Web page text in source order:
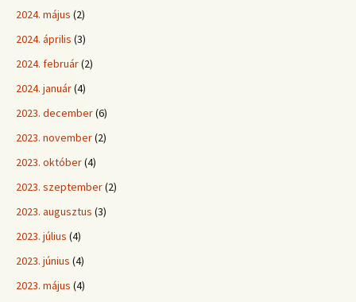
2024. május (2)
2024. április (3)
2024. február(2)
2024. január(4)
2023. december(6)
2023. november(2)
2023. október(4)
2023. szeptember(2)
2023. augusztus (3)
2023. július (4)
2023. június (4)
2023. május (4)